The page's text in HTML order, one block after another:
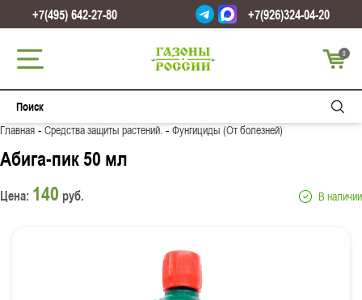
+7(495) 642-27-80 +7(926)324-04-20
0
Главная-Средства защиты растений.-Фунгициды (От болезней)
Абига-пик 50 мл
Цена: 140 руб. В наличии